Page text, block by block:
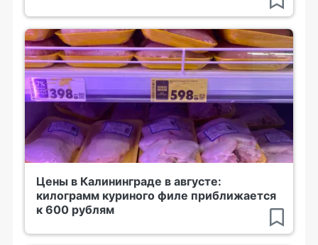
Цены в Калининграде в августе:
килограмм куриного филе приближается
к 600 рублям